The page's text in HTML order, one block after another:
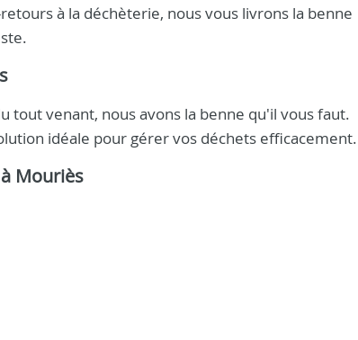
à la déchèterie, nous vous livrons la benne
tout venant, nous avons la benne qu'il vous faut.
idéale pour gérer vos déchets efficacement.
Mouriès